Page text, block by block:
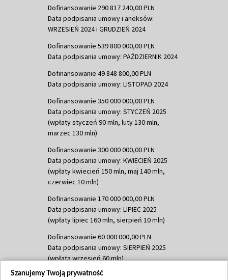
Dofinansowanie 290 817 240,00 PLN
Data podpisania umowy i aneksów:
WRZESIEŃ 2024 i GRUDZIEŃ 2024
Dofinansowanie 539 800 000,00 PLN
Data podpisania umowy: PAŹDZIERNIK 2024
Dofinansowanie 49 848 800,00 PLN
Data podpisania umowy: LISTOPAD 2024
Dofinansowanie 350 000 000,00 PLN
Data podpisania umowy: STYCZEŃ 2025
(wpłaty styczeń 90 mln, luty 130 mln,
marzec 130 mln)
Dofinansowanie 300 000 000,00 PLN
Data podpisania umowy: KWIECIEŃ 2025
(wpłaty kwiecień 150 mln, maj 140 mln,
czerwiec 10 mln)
Dofinansowanie 170 000 000,00 PLN
Data podpisania umowy: LIPIEC 2025
(wpłaty lipiec 160 mln, sierpień 10 mln)
Dofinansowanie 60 000 000,00 PLN
Data podpisania umowy: SIERPIEŃ 2025
(wpłata wrzesień 60 mln)
Dofinansowanie 635 783 051,21 PLN
Szanujemy Twoją prywatność